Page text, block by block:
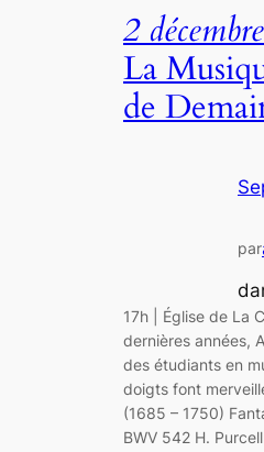
2
La
de
par
17h | Église de La
dernières années,
des étudiants en
doigts font
(1685 – 1750)
BWV 542 H.